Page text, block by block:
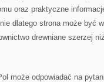
oraz praktyczne
dlatego strona może być
drewniane szerzej
może odpowiadać na